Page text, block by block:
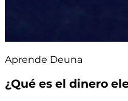
Aprende Deuna
¿Qué es el dinero